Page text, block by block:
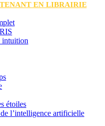
EN LIBRAIRIE
intuition
étoiles
l’intelligence artificielle